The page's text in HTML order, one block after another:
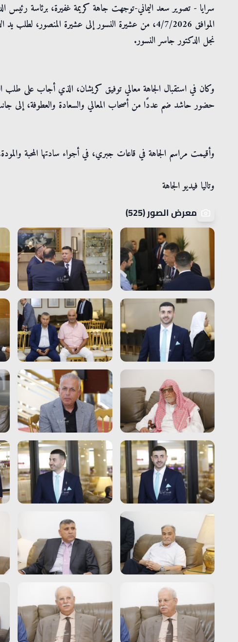
سرايا - تصوير سعد اليماني-توجهت جاهة كريمة غفيرة، برئاسة رئيس
الموافق 4/7/2026، من عشيرة النسور إلى عشيرة المنصور،
نجل الدكتور جاسر النسور.
وكان في استقبال الجاهة معالي توفيق كريشان، الذي أجاب على طلب
حضور حاشد ضم عددًا من أصحاب المعالي والسعادة والعطوفة، إلى جانب
وأقيمت مراسم الجاهة في قاعات جبري، في أجواء سادتها المحبة
وتاليا فيديو الجاهة
معرض الصور (525)